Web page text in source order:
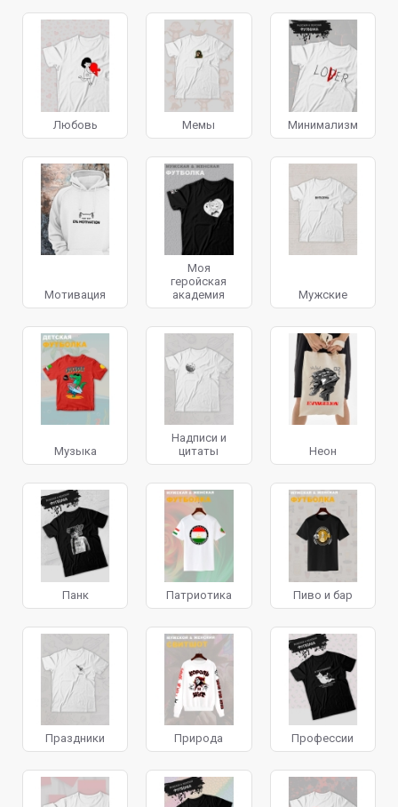
Любовь Мемы Минимализм
Мотивация
Моя
геройская
академия
Мужские
Музыка
Надписи и
цитаты
Неон
Панк Патриотика Пиво и бар
Праздники Природа Профессии